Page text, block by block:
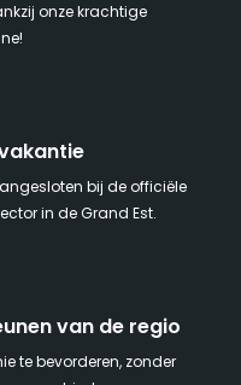
onze krachtige
bij de officiële
in de Grand Est.
van de regio
te bevorderen, zonder